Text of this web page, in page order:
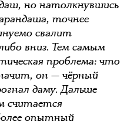
но натолкнувшись
точнее
свалит
вниз. Тем самым
проблема: что
он — чёрный
даму. Дальше
считается
опытный